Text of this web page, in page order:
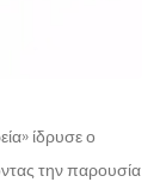
ίδρυσε ο
την παρουσία